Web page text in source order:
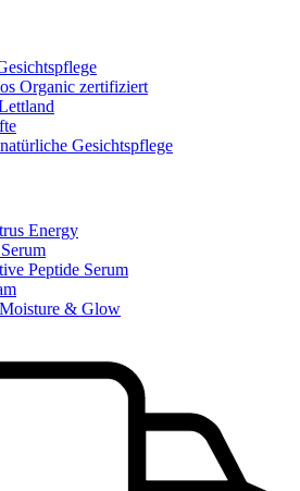
Organic zertifiziert
Gesichtspflege
Energy
Peptide Serum
& Glow